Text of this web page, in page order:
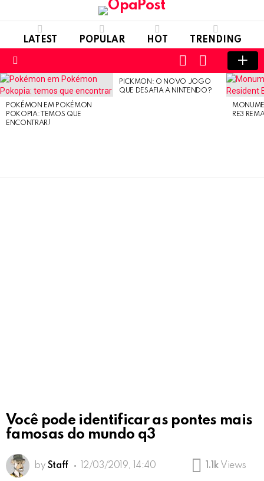
LATEST POPULAR HOT TRENDING
SWITCH
SKIN
LOGIN
LATEST
STORIES
POKÉMON EM POKÉMON
POKOPIA: TEMOS QUE
ENCONTRAR!
PICKMON: O NOVO JOGO
QUE DESAFIA A NINTENDO?
RE3
Você pode identificar as pontes mais
famosas do mundo q3
by Staff 12/03/2019, 14:40 1.1k Views